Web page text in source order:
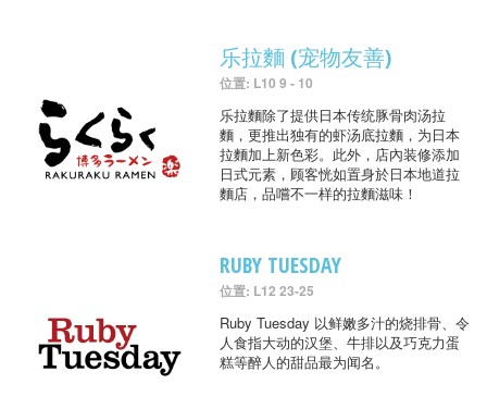
乐拉麵 (宠物友善)
位置: L10 9 - 10
乐拉麵除了提供日本传统豚骨肉汤拉
麵，更推出独有的虾汤底拉麵，为日本
拉麵加上新色彩。此外，店內装修添加
日式元素，顾客恍如置身於日本地道拉
麵店，品嚐不一样的拉麵滋味！
RUBY TUESDAY
位置: L12 23-25
Ruby Tuesday 以鲜嫩多汁的烧排骨、令
人食指大动的汉堡、牛排以及巧克力蛋
糕等醉人的甜品最为闻名。